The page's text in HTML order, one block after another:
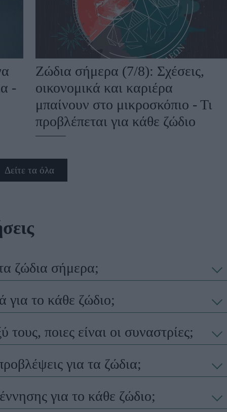
-
Ζώδια σήμερα (7/8): Σχέσεις,
οικονομικά και καριέρα
μπαίνουν στο μικροσκόπιο - Τι
προβλέπεται για κάθε ζώδιο
Δείτε τα όλα
ζώδια σήμερα;
για το κάθε ζώδιο;
τους, ποιες είναι οι συναστρίες;
για τα ζώδια;
για το κάθε ζώδιο;